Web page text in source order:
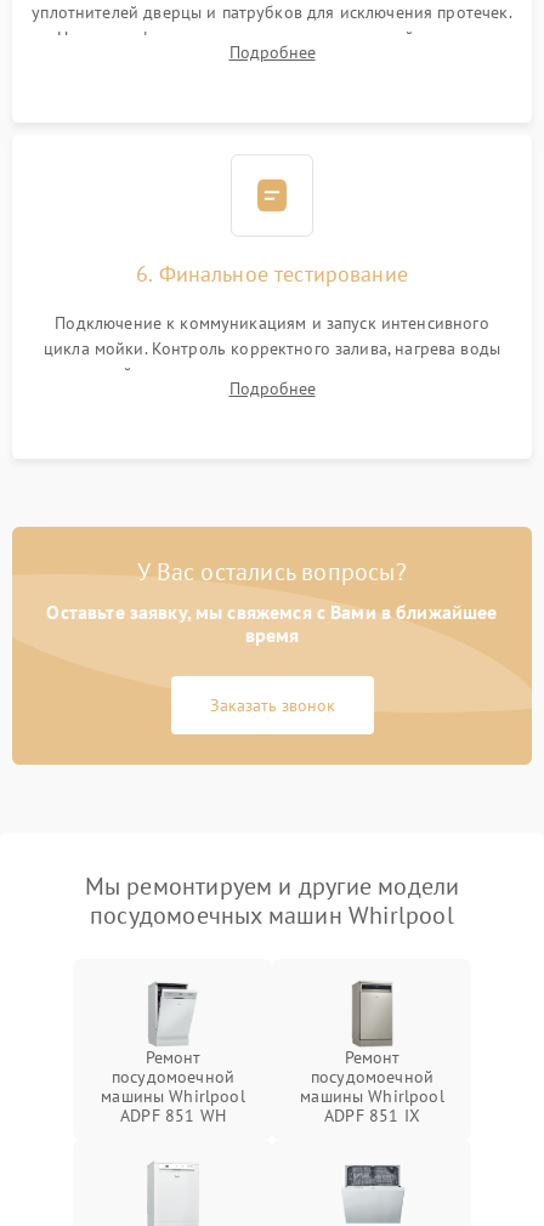
уплотнителей дверцы и патрубков для исключения протечек.
Надежная фиксация хомутов гидравлической системы,
сборка корпуса и установка датчика поплавка.
Подробнее
6. Финальное тестирование
Подключение к коммуникациям и запуск интенсивного
цикла мойки. Контроль корректного залива, нагрева воды
до нужной температуры, отсутствия посторонних шумов,
штатного слива и абсолютной сухости в поддоне.
Подробнее
У Вас остались вопросы?
Оставьте заявку, мы свяжемся с Вами в ближайшее
время
Заказать звонок
Мы ремонтируем и другие модели
посудомоечных машин Whirlpool
Ремонт
посудомоечной
машины Whirlpool
ADPF 851 WH
Ремонт
посудомоечной
машины Whirlpool
ADPF 851 IX